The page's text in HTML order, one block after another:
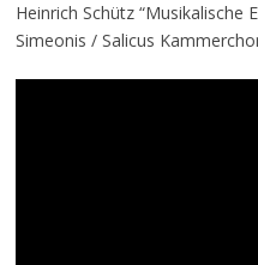
Heinrich Schütz “Musikalische
Simeonis / Salicus